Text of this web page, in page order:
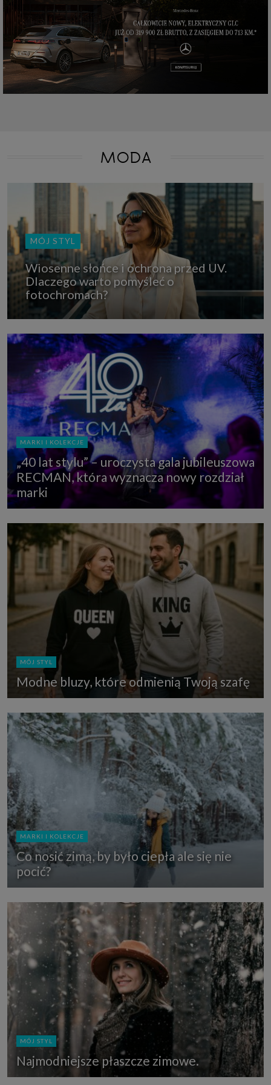
które przeglądarka wysyła do serwera przy każdorazowym wejściu na
stronę z tego urządzenia, podczas gdy odwiedzasz strony w Internecie.
Szczegółową informację na temat plików cookie i ich funkcjonowania
znajdziesz
pod tym linkiem
. Pod tym linkiem znajdziesz także informację
o tym jak zmienić ustawienia przeglądarki, aby ograniczyć lub wyłączyć
funkcjonowanie plików cookies itp. oraz jak usunąć takie pliki z Twojego
urządzenia.
Twoje uprawnienia
Przysługują Ci następujące uprawnienia wobec Twoich danych i ich
2. Masz również prawo żądania dostępu do Twoich danych osobowych, ich
sprostowania, usunięcia lub ograniczenia przetwarzania, prawo do
oraz prawo do wniesienia skargi do organu nadzorczego, którym w Polsce
jest Prezes Urzędu Ochrony Danych Osobowych.
Pod tym adresem
znajdziesz dodatkowe informacje dotyczące przetwarzania danych i
MODA
MÓJ STYL
Wiosenne słońce i ochrona przed UV.
Dlaczego warto pomyśleć o
fotochromach?
MARKI I KOLEKCJE
„40 lat stylu” – uroczysta gala jubileuszowa
RECMAN, która wyznacza nowy rozdział
marki
MÓJ STYL
Modne bluzy, które odmienią Twoją szafę
MARKI I KOLEKCJE
Co nosić zimą, by było ciepła ale się nie
pocić?
MÓJ STYL
Najmodniejsze płaszcze zimowe.